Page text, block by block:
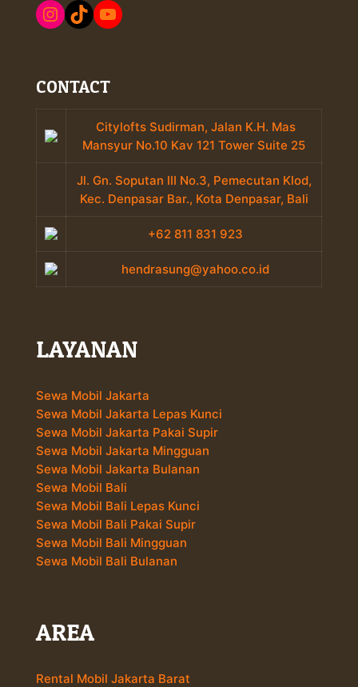
Instagram
TikTokYouTube
CONTACT
Citylofts Sudirman, Jalan K.H. Mas
Mansyur No.10 Kav 121 Tower Suite 25
Jl. Gn. Soputan III No.3, Pemecutan Klod,
Kec. Denpasar Bar., Kota Denpasar, Bali
+62 811 831 923
hendrasung@yahoo.co.id
LAYANAN
Sewa Mobil Jakarta
Sewa Mobil Jakarta Lepas Kunci
Sewa Mobil Jakarta Pakai Supir
Sewa Mobil Jakarta Mingguan
Sewa Mobil Jakarta Bulanan
Sewa Mobil Bali
Sewa Mobil Bali Lepas Kunci
Sewa Mobil Bali Pakai Supir
Sewa Mobil Bali Mingguan
Sewa Mobil Bali Bulanan
AREA
Rental Mobil Jakarta Barat